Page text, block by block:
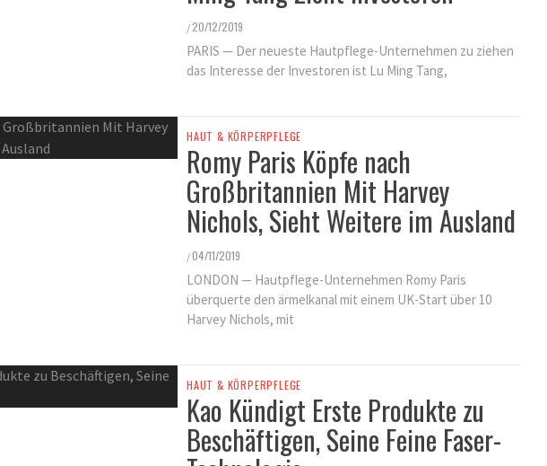
/ 20/12/2019
PARIS — Der neueste Hautpflege-Unternehmen zu ziehen
das Interesse der Investoren ist Lu Ming Tang,
HAUT & KÖRPERPFLEGE
Romy Paris Köpfe nach
Großbritannien Mit Harvey
Nichols, Sieht Weitere im Ausland
/04/11/2019
LONDON — Hautpflege-Unternehmen Romy Paris
überquerte den ärmelkanal mit einem UK-Start über 10
Harvey Nichols, mit
HAUT & KÖRPERPFLEGE
Kao Kündigt Erste Produkte zu
Beschäftigen, Seine Feine Faser-